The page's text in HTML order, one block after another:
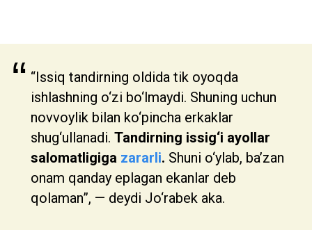
“ “Issiq tandirning oldida tik oyoqda
ishlashning o‘zi bo‘lmaydi. Shuning uchun
novvoylik bilan ko‘pincha erkaklar
shug‘ullanadi. Tandirning issig‘i ayollar
salomatligiga zararli. Shuni o‘ylab, ba’zan
onam qanday eplagan ekanlar deb
qolaman”, — deydi Jo‘rabek aka.